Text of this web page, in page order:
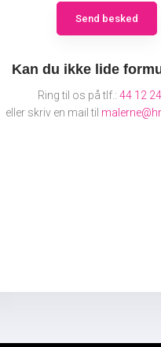
​Kan du ikke lide
Ring til os på tlf.: 44 12
​eller skriv en mail til